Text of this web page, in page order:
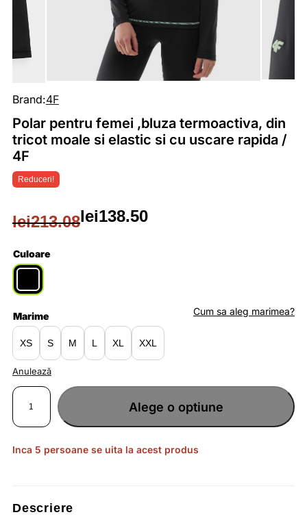
Reduceri!
Brand:4F
Polar pentru femei ,bluza termoactiva, din
tricot moale si elastic si cu uscare rapida /
4F
lei213.08
Prețul
inițial
a
fost:
lei213.08.
lei138.50
Prețul
curent
este:
lei138.50.
Culoare
Marime
L XL XXL
XS S M
Anulează
Cum sa aleg marimea?
Cantitate
pentru
,bluza
termoactiva,
tricot
moale
rapida
/
Alege o optiune
Inca 5 persoane se uita la acest produs
Descriere